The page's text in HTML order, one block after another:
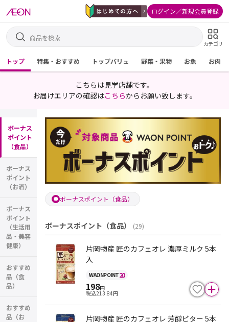
ログイン／新規会員登録
カテゴリ
トップ 特集・おすすめ トップバリュ 野菜・果物 お魚 お肉
こちらは見学店舗です。
お届けエリアの確認はこちらからお願い致します。
ボーナス
ポイント
（食品）
ボーナス
ポイント
（お酒）
ボーナス
ポイント
（生活用
品・美容
健康）
おすすめ
品（食
品）
おすすめ
品（お
ボーナスポイント（食品）
ボーナスポイント（食品） (29)
片岡物産 匠のカフェオレ 濃厚ミルク 5本
入
WAONPOINT20
198円
税込213.84円
片岡物産 匠のカフェオレ 芳醇ビター 5本